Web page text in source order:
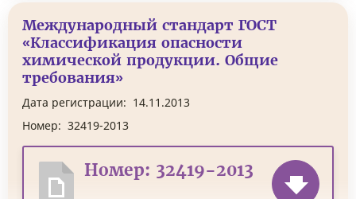
Международный стандарт ГОСТ
«Классификация опасности
химической продукции. Общие
требования»
Дата регистрации: 14.11.2013
Номер: 32419-2013
Номер: 32419-2013